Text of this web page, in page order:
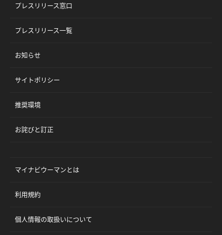
プレスリリース窓口
プレスリリース一覧
お知らせ
サイトポリシー
推奨環境
お詫びと訂正
マイナビウーマンとは
利用規約
個人情報の取扱いについて